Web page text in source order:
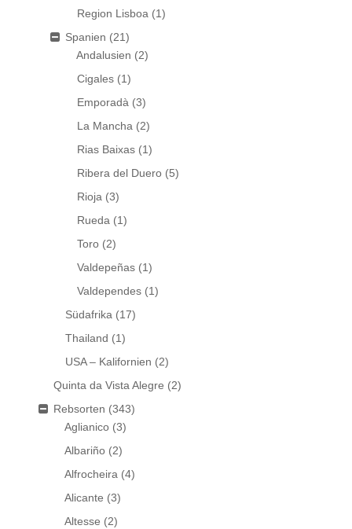
Region Lisboa (1)
Spanien (21)
Andalusien (2)
Cigales (1)
Emporadà (3)
La Mancha (2)
Rias Baixas (1)
Ribera del Duero (5)
Rioja (3)
Rueda (1)
Toro (2)
Valdepeñas (1)
Valdependes (1)
Südafrika (17)
Thailand (1)
USA – Kalifornien (2)
Quinta da Vista Alegre (2)
Rebsorten (343)
Aglianico (3)
Albariño (2)
Alfrocheira (4)
Alicante (3)
Altesse (2)